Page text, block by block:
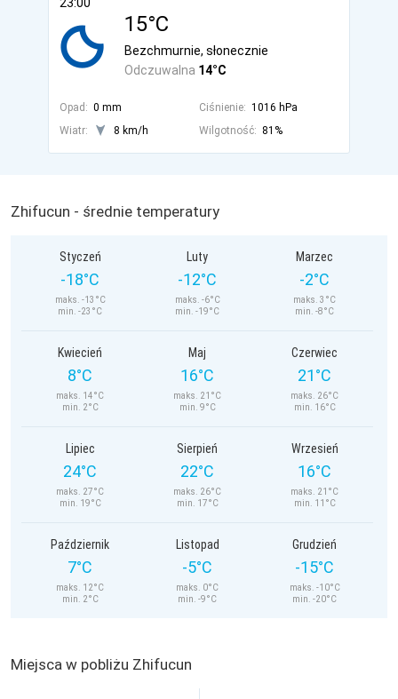
15°C
Odczuwalna 14°C
Bezchmurnie, słonecznie
Opad: 0 mm Ciśnienie: 1016 hPa
Wiatr:
8 km/h Wilgotność: 81%
Zhifucun - średnie temperatury
Styczeń
-18°C
maks. -13°C
min. -23°C
Luty
-12°C
maks. -6°C
min. -19°C
Marzec
-2°C
maks. 3°C
min. -8°C
Kwiecień
8°C
maks. 14°C
min. 2°C
Maj
16°C
maks. 21°C
min. 9°C
Czerwiec
21°C
maks. 26°C
min. 16°C
Lipiec
24°C
maks. 27°C
min. 19°C
Sierpień
22°C
maks. 26°C
min. 17°C
Wrzesień
16°C
maks. 21°C
min. 11°C
Październik
7°C
maks. 12°C
min. 2°C
Listopad
-5°C
maks. 0°C
min. -9°C
Grudzień
-15°C
maks. -10°C
min. -20°C
Miejsca w pobliżu Zhifucun